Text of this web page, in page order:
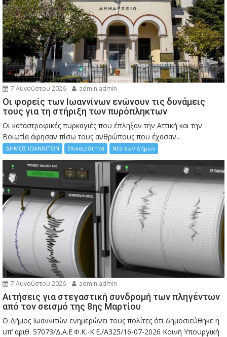
7 Αυγούστου 2026 admin admin
Οι φορείς των Ιωαννίνων ενώνουν τις δυνάμεις
τους για τη στήριξη των πυρόπληκτων
Οι καταστροφικές πυρκαγιές που έπληξαν την Αττική και την
Bοιωτία άφησαν πίσω τους ανθρώπους που έχασαν...
ΔΗΜΟΣ ΙΩΑΝΝΙΤΩΝ Επικαιρότητα Νέα των Δήμων
7 Αυγούστου 2026 admin admin
Αιτήσεις για στεγαστική συνδρομή των πληγέντων
από τον σεισμό της 8ης Μαρτίου
Ο Δήμος Ιωαννιτών ενημερώνει τους πολίτες ότι δημοσιεύθηκε η
υπ’ αριθ. 57073/Δ.Α.Ε.Φ.Κ.-Κ.Ε./Α325/16-07-2026 Κοινή Υπουργική